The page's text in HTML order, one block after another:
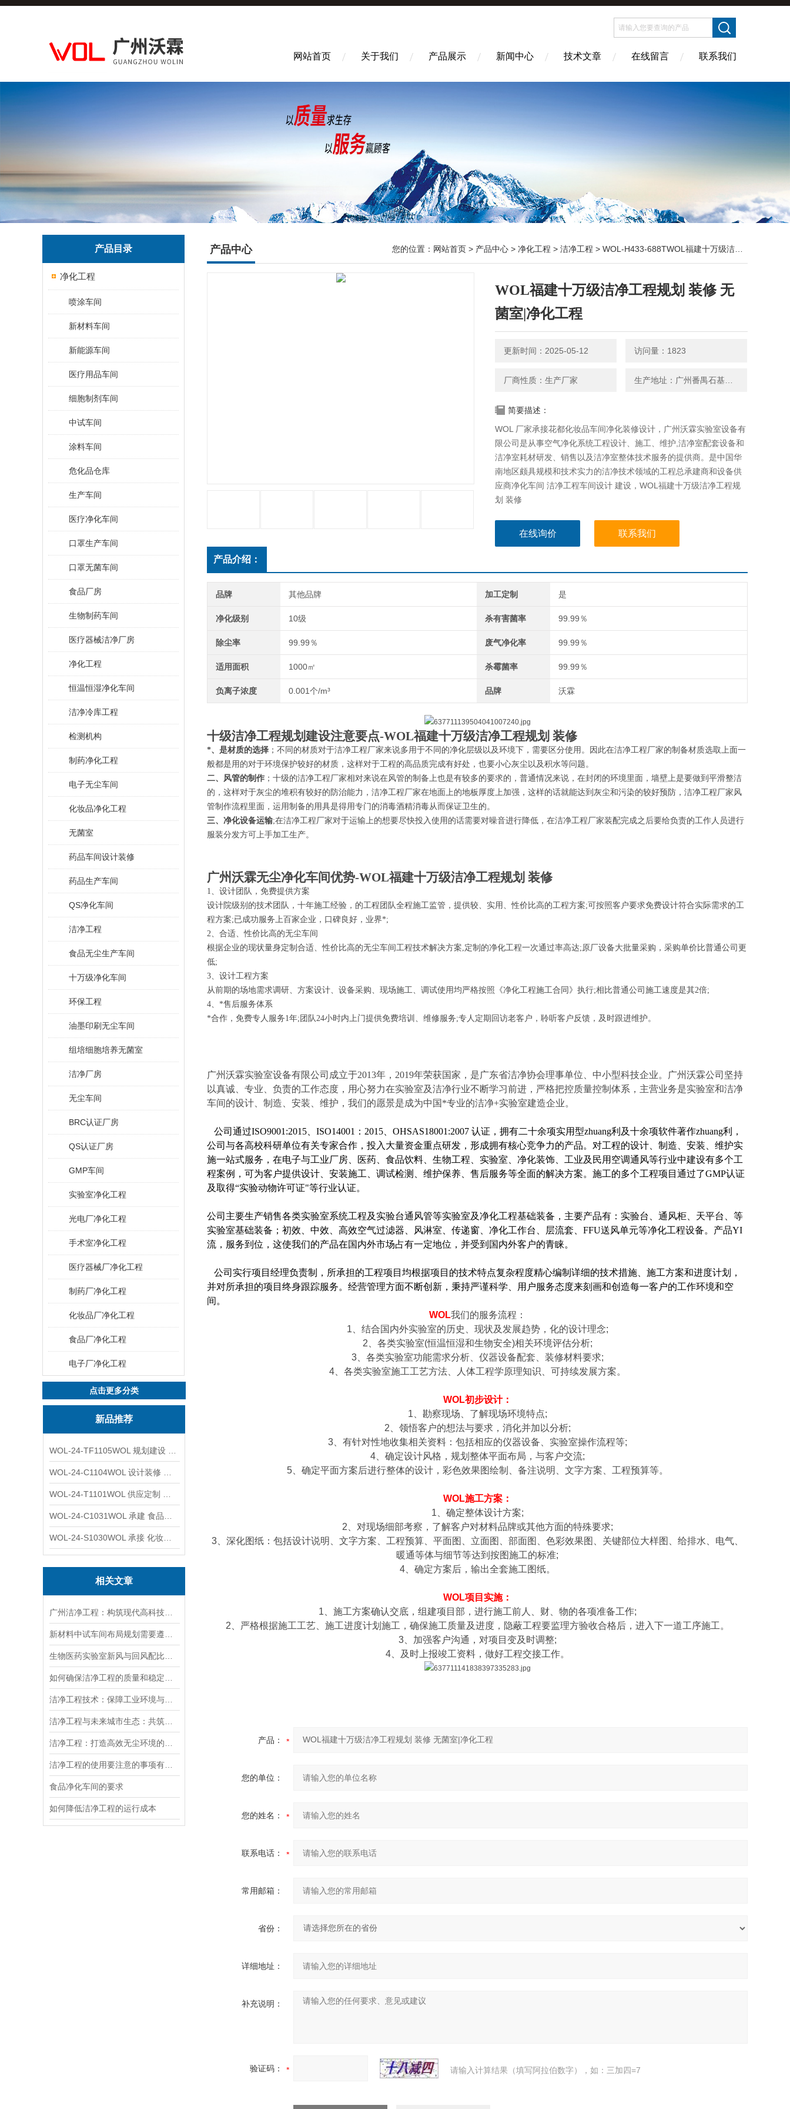
网站首页 关于我们 产品展示 新闻中心 技术文章 在线留言 联系我们
产品目录
净化工程
喷涂车间
新材料车间
新能源车间
医疗用品车间
细胞制剂车间
中试车间
涂料车间
危化品仓库
生产车间
医疗净化车间
口罩生产车间
口罩无菌车间
食品厂房
生物制药车间
医疗器械洁净厂房
净化工程
恒温恒湿净化车间
洁净冷库工程
检测机构
制药净化工程
电子无尘车间
化妆品净化工程
无菌室
药品车间设计装修
药品生产车间
QS净化车间
洁净工程
食品无尘生产车间
十万级净化车间
环保工程
油墨印刷无尘车间
组培细胞培养无菌室
洁净厂房
无尘车间
BRC认证厂房
QS认证厂房
GMP车间
实验室净化工程
光电厂净化工程
手术室净化工程
医疗器械厂净化工程
制药厂净化工程
化妆品厂净化工程
食品厂净化工程
电子厂净化工程
点击更多分类
新品推荐
相关文章
食品净化车间的要求
如何降低洁净工程的运行成本
产品中心 您的位置： 网站首页 > 产品中心 > 净化工程 > 洁净工程 > WOL-H433-688TWOL福建十万级洁净工程规划 装修 无菌室|净化工程
WOL福建十万级洁净工程规划 装修 无
菌室|净化工程
更新时间：2025-05-12 访问量：1823
厂商性质：生产厂家
简要描述：
WOL 厂家承接花都化妆品车间净化装修设计，广州沃霖实验室设备有
限公司是从事空气净化系统工程设计、施工、维护,洁净室配套设备和
洁净室耗材研发、销售以及洁净室整体技术服务的提供商。是中国华
南地区颇具规模和技术实力的洁净技术领域的工程总承建商和设备供
应商净化车间 洁净工程车间设计 建设，WOL福建十万级洁净工程规
划 装修
在线询价 联系我们
产品介绍：
品牌 其他品牌 加工定制 是
净化级别 10级 杀有害菌率 99.99％
除尘率 99.99％ 废气净化率 99.99％
适用面积 1000㎡ 杀霉菌率 99.99％
负离子浓度 0.001个/m³ 品牌 沃霖
十级洁净工程规划建设注意要点-WOL福建十万级洁净工程规划 装修
*、是材质的选择 ；不同的材质对于洁净工程厂家来说多用于不同的净化层级以及环境下，需要区分使用。因此在洁净工程厂家的制备材质选取上面一
般都是用的对于环境保护较好的材质，这样对于工程的高品质完成有好处，也要小心灰尘以及积水等问题。
二、风管的制作 ；十级的洁净工程厂家相对来说在风管的制备上也是有较多的要求的，普通情况来说，在封闭的环境里面，墙壁上是要做到平滑整洁
的，这样对于灰尘的堆积有较好的防治能力，洁净工程厂家在地面上的地板厚度上加强，这样的话就能达到灰尘和污染的较好预防，洁净工程厂家风
管制作流程里面，运用制备的用具是得用专门的消毒酒精消毒从而保证卫生的。
三、净化设备运输;在洁净工程厂家对于运输上的想要尽快投入使用的话需要对噪音进行降低，在洁净工程厂家装配完成之后要给负责的工作人员进行
服装分发方可上手加工生产。
广州沃霖无尘净化车间优势-WOL福建十万级洁净工程规划 装修
1、设计团队，免费提供方案
设计院级别的技术团队，十年施工经验，的工程团队全程施工监管，提供较、实用、性价比高的工程方案;可按照客户要求免费设计符合实际需求的工
程方案;已成功服务上百家企业，口碑良好，业界*;
2、合适、性价比高的无尘车间
根据企业的现状量身定制合适、性价比高的无尘车间工程技术解决方案,定制的净化工程一次通过率高达;原厂设备大批量采购，采购单价比普通公司更
低;
3、设计工程方案
从前期的场地需求调研、方案设计、设备采购、现场施工、调试使用均严格按照《净化工程施工合同》执行;相比普通公司施工速度是其2倍;
4、*售后服务体系
*合作，免费专人服务1年;团队24小时内上门提供免费培训、维修服务;专人定期回访老客户，聆听客户反馈，及时跟进维护。
广州沃霖实验室设备有限公司成立于2013年，2019年荣获国家，是广东省洁净协会理事单位、中小型科技企业。广州沃霖公司坚持
以真诚、专业、负责的工作态度，用心努力在实验室及洁净行业不断学习前进，严格把控质量控制体系，主营业务是实验室和洁净
车间的设计、制造、安装、维护，我们的愿景是成为中国 *专业的洁净+实验室建造企业。
公司通过ISO9001:2015、ISO14001 ：2015、OHSAS18001:2007 认证，拥有二十余项实用型zhuang利及十余项软件著作zhuang利，
公司与各高校科研单位有关专家合作， 投入大量资金重点研发，形成拥有核心竞争力的产品。 对工程的设计、制造、安装、维护实
施一站式服务 ， 在电子与工业厂房、医药、食品饮料、生物工程、实验室、净化装饰、工业及民用空调通风等行业中建设有多个工
程案例，可为客户提供设计、安装施工、调试检测、维护保养、售后服务等全面的解决方案。施工的多个工程项目通过了GMP认证
及取得“实验动物许可证"等行业认证。
公司主要生产销售各类实验室系统工程及实验台通风管等实验室及净化工程基础装备，主要产品有：实验台、通风柜、天平台、等
实验室基础装备；初效、中效、高效空气过滤器、风淋室、传递窗、净化工作台、层流套、FFU送风单元等净化工程设备。产品YI
流，服务到位，这使我们的产品在国内外市场占有一定地位，并受到国内外客户的青睐。
公司实行项目经理负责制，所承担的工程项目均根据项目的技术特点复杂程度精心编制详细的技术措施、施工方案和进度计划，
并对所承担的项目终身跟踪服务。经营管理方面不断创新，秉持严谨科学、用户服务态度来刻画和创造每一客户的工作环境和空
间。
WOL我们的服务流程：
1、结合国内外实验室的历史、现状及发展趋势，化的设计理念;
2、各类实验室(恒温恒湿和生物安全)相关环境评估分析;
3、各类实验室功能需求分析、仪器设备配套、装修材料要求;
4、各类实验室施工工艺方法、人体工程学原理知识、可持续发展方案。
WOL初步设计：
1、勘察现场、了解现场环境特点;
2、领悟客户的想法与要求，消化并加以分析;
3、有针对性地收集相关资料：包括相应的仪器设备、实验室操作流程等;
4、确定设计风格，规划整体平面布局，与客户交流;
5、确定平面方案后进行整体的设计，彩色效果图绘制、备注说明、文字方案、工程预算等。
WOL施工方案：
1、确定整体设计方案;
2、对现场细部考察，了解客户对材料品牌或其他方面的特殊要求;
3、深化图纸：包括设计说明、文字方案、工程预算、平面图、立面图、部面图、色彩效果图、关键部位大样图、给排水、电气、
暖通等体与细节等达到按图施工的标准;
4、确定方案后，输出全套施工图纸。
WOL项目实施：
1、施工方案确认交底，组建项目部，进行施工前人、财、物的各项准备工作;
2、严格根据施工工艺、施工进度计划施工，确保施工质量及进度，隐蔽工程要监理方验收合格后，进入下一道工序施工。
3、加强客户沟通，对项目变及时调整;
4、及时上报竣工资料，做好工程交接工作。
产品：
您的单位：
您的姓名：
联系电话：
常用邮箱：
省份：
详细地址：
补充说明：
验证码： 请输入计算结果（填写阿拉伯数字），如：三加四=7